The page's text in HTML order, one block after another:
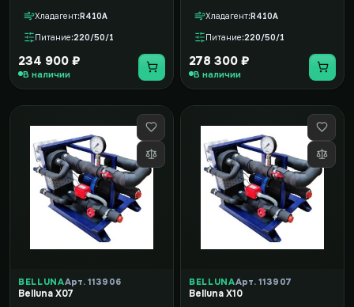
Хладагент R410A
Питание 220/50/1
234 900 ₽
В наличии
Хладагент R410A
Питание 220/50/1
278 300 ₽
В наличии
BELLUNAАрт. 113906
Belluna X07
BELLUNAАрт. 113907
Belluna X10